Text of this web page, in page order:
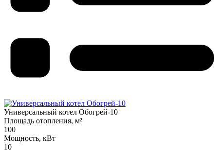
Универсальный котел Обогрей-10
Площадь отопления, м²
100
Мощность, кВт
10